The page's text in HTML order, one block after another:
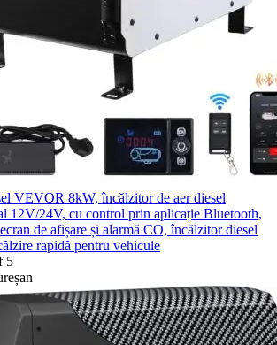
VEVOR 8kW, încălzitor de aer diesel
12V/24V, cu control prin aplicație Bluetooth,
de afișare și alarmă CO, încălzitor diesel
rapidă pentru vehicule
5